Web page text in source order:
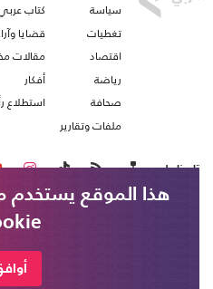
سياسة
تغطيات
اقتصاد
رياضة
صحافة
ملفات وتقارير
كتاب
قضايا
مقالات
أفكار
استطلاع
تابعنا على
هذا الموقع يستخدم